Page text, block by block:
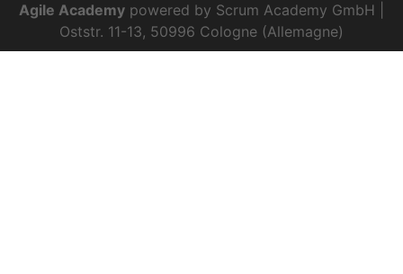
Agile Academy powered by Scrum Academy GmbH |
Oststr. 11-13, 50996 Cologne (Allemagne)